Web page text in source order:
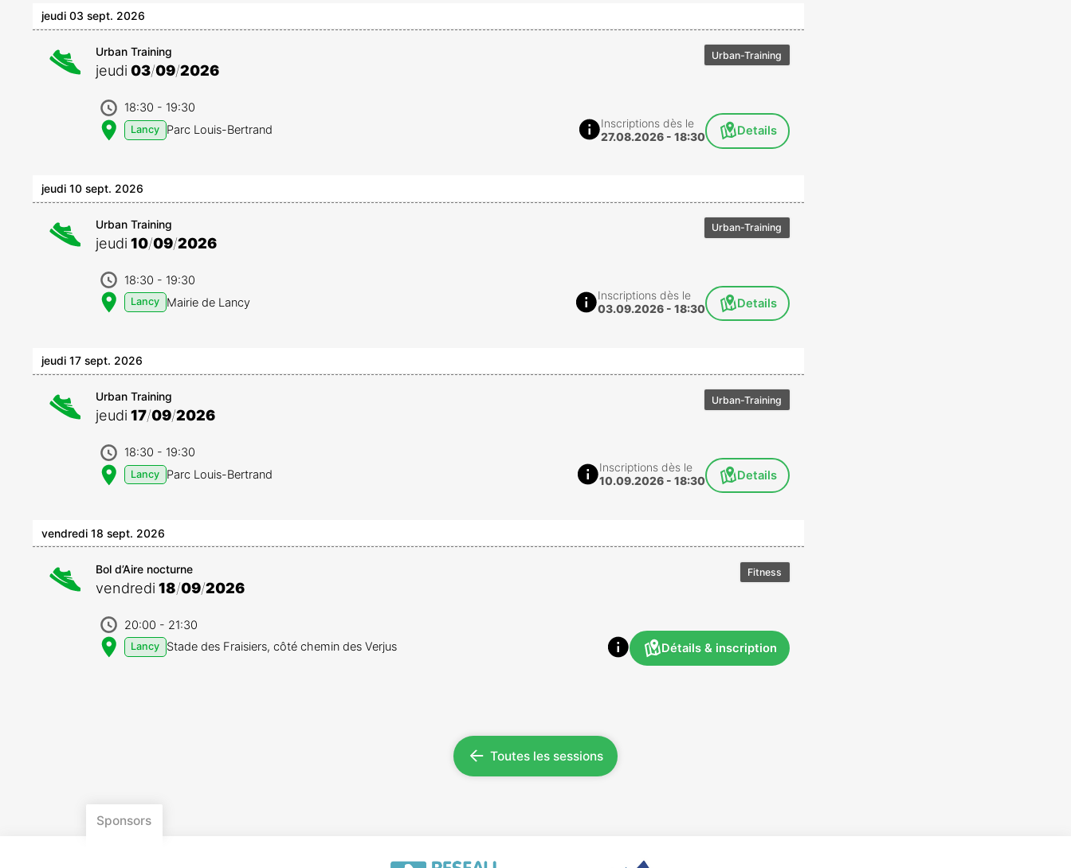
jeudi 03 sept. 2026
Urban Training
jeudi 03/09/2026
Urban-Training
18:30 - 19:30
Lancy Parc Louis-Bertrand
Inscriptions dès le
27.08.2026 - 18:30
Details
jeudi 10 sept. 2026
Urban Training
jeudi 10/09/2026
Urban-Training
18:30 - 19:30
Lancy Mairie de Lancy
Inscriptions dès le
03.09.2026 - 18:30
Details
jeudi 17 sept. 2026
Urban Training
jeudi 17/09/2026
Urban-Training
18:30 - 19:30
Lancy Parc Louis-Bertrand
Inscriptions dès le
10.09.2026 - 18:30
Details
vendredi 18 sept. 2026
Bol d’Aire nocturne
vendredi 18/09/2026
Fitness
20:00 - 21:30
Lancy Stade des Fraisiers, côté chemin des Verjus Détails & inscription
Toutes les sessions
Sponsors